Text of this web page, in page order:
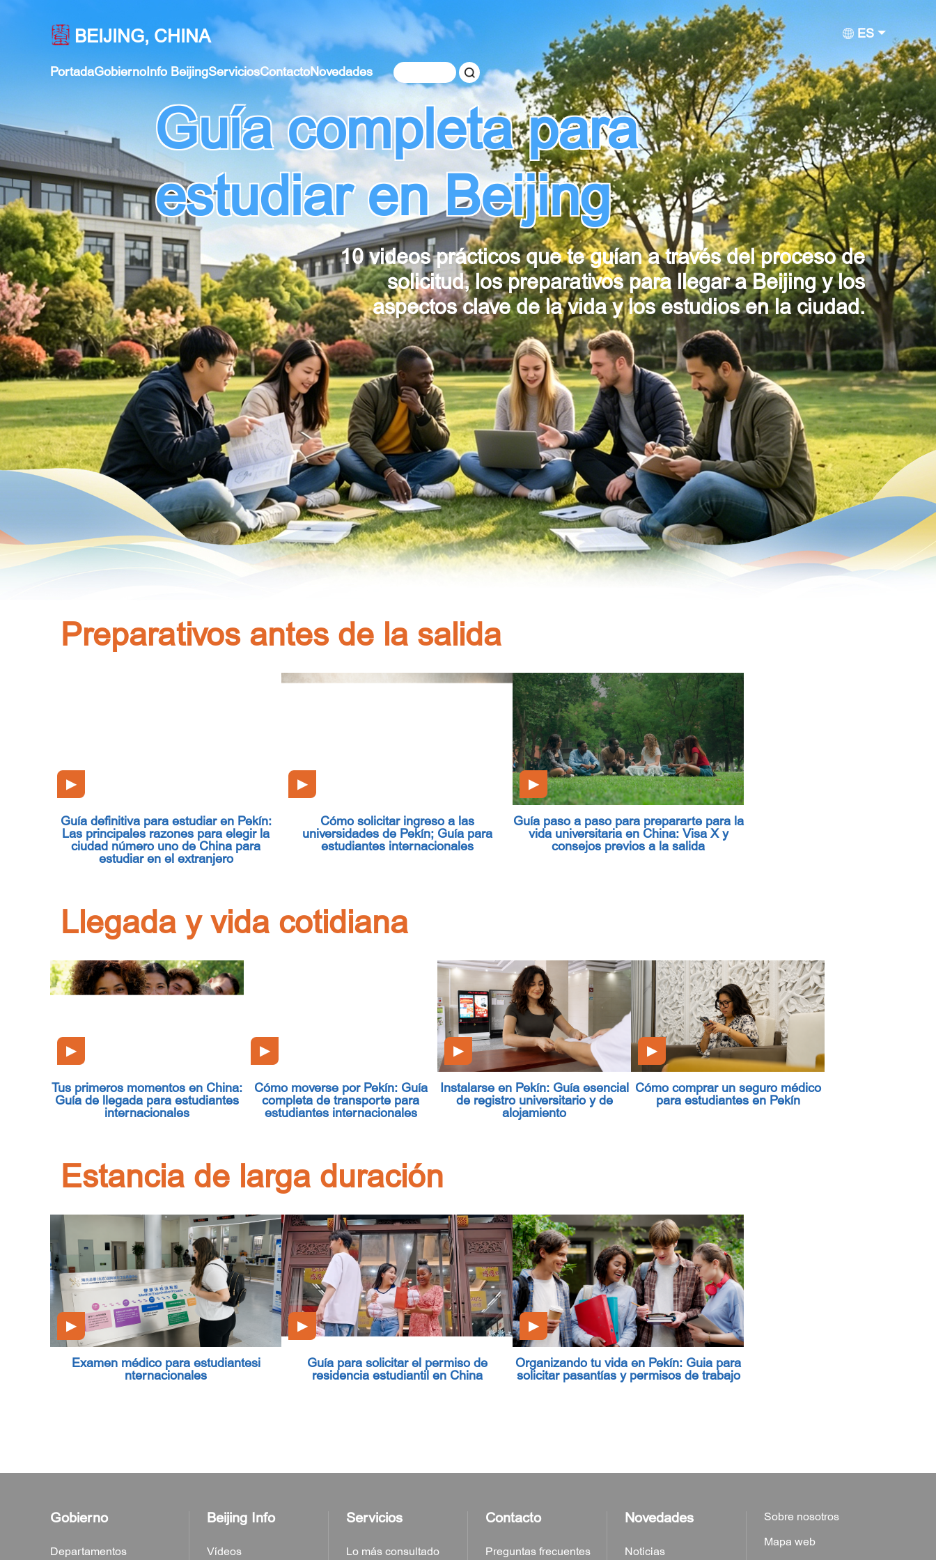
BEIJING, CHINA ES
PortadaGobiernoInfo BeijingServiciosContactoNovedades
Guía completa para
estudiar en Beijing
10 videos prácticos que te guían a través del proceso de
solicitud, los preparativos para llegar a Beijing y los
aspectos clave de la vida y los estudios en la ciudad.
Preparativos antes de la salida
▶
Guía definitiva para estudiar en Pekín:
Las principales razones para elegir la
ciudad número uno de China para
estudiar en el extranjero
▶
Cómo solicitar ingreso a las
universidades de Pekín; Guía para
estudiantes internacionales
▶
Guía paso a paso para prepararte para la
vida universitaria en China: Visa X y
consejos previos a la salida
Llegada y vida cotidiana
▶
Tus primeros momentos en China:
Guía de llegada para estudiantes
internacionales
▶
Cómo moverse por Pekín: Guía
completa de transporte para
estudiantes internacionales
▶
Instalarse en Pekín: Guía esencial
de registro universitario y de
alojamiento
▶
Cómo comprar un seguro médico
para estudiantes en Pekín
Estancia de larga duración
▶
Examen médico para estudiantesi
nternacionales
▶
Guía para solicitar el permiso de
residencia estudiantil en China
▶
Organizando tu vida en Pekín: Guia para
solicitar pasantías y permisos de trabajo
Gobierno
Departamentos
Beijing Info
Vídeos
Servicios
Lo más consultado
Contacto
Preguntas frecuentes
Novedades
Noticias
Sobre nosotros
Mapa web